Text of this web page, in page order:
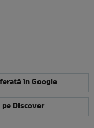
în Google
Discover